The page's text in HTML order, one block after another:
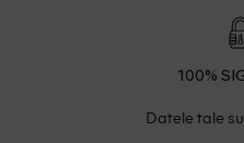
100%
Datele tale